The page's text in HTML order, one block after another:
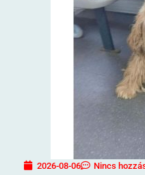
2026-08-06 Nincs